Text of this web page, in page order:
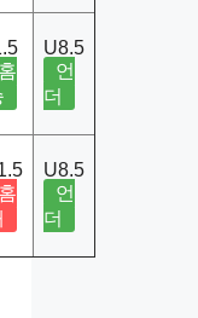
홈
U8.5
언
더
홈
U8.5
언
더